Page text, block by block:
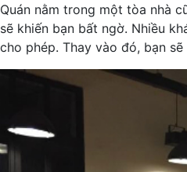
Quán nằm trong một tòa nhà
sẽ khiến bạn bất ngờ. Nhiều
cho phép. Thay vào đó, bạn